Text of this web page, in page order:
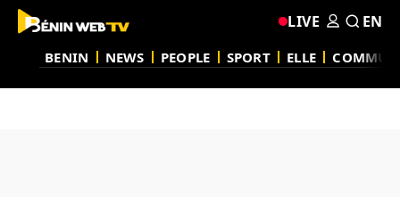
BENIN NEWS PEOPLE SPORT ELLE
LIVE EN